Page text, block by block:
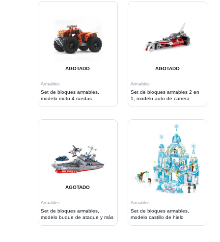
AGOTADO
Armables
Set de bloques armables,
modelo moto 4 ruedas
AGOTADO
Armables
Set de bloques armables 2 en
1, modelo auto de carrera
AGOTADO
Armables
Set de bloques armables,
modelo buque de ataque y más
Armables
Set de bloques armables,
modelo castillo de hielo